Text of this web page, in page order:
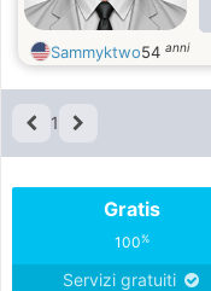
Sammyktwo54 anni
1
Gratis
100%
Servizi gratuiti